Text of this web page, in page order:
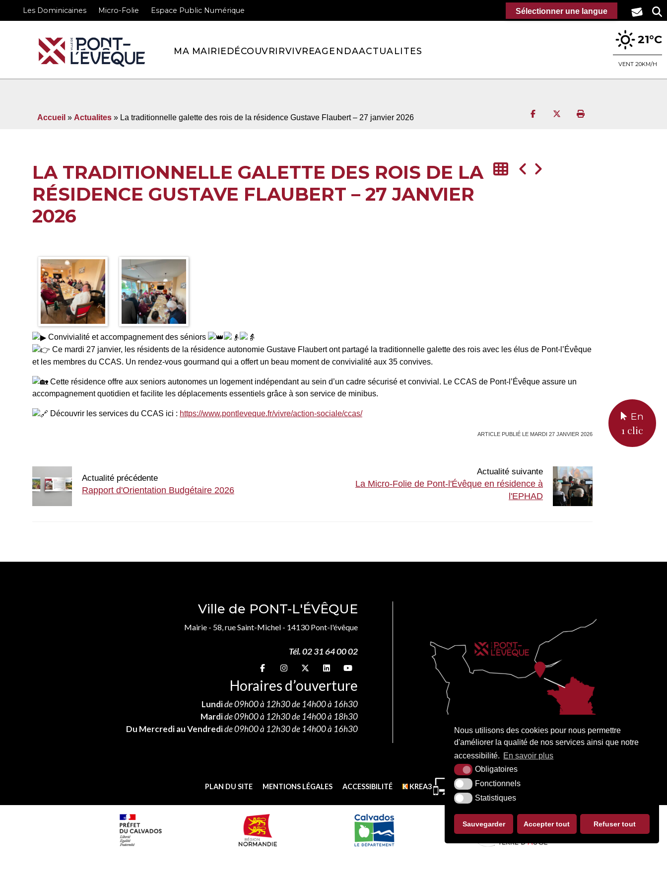
Nous utilisons des cookies pour nous permettre
d'améliorer la qualité de nos services ainsi que notre
accessibilité. En savoir plus
Obligatoires
Fonctionnels
Statistiques
Sauvegarder Accepter tout Refuser tout
Les Dominicaines Micro-Folie Espace Public Numérique
MA MAIRIEDÉCOUVRIRVIVREAGENDAACTUALITES
21°C
VENT 20KM/H
En
1 clic
Accueil » Actualites » La traditionnelle galette des rois de la résidence Gustave Flaubert – 27 janvier 2026 Partager sur Facebook
Partager sur Twitter
Imprimer la page
LA TRADITIONNELLE GALETTE DES ROIS DE LA
RÉSIDENCE GUSTAVE FLAUBERT – 27 JANVIER
2026
Convivialité et accompagnement des séniors
Ce mardi 27 janvier, les résidents de la résidence autonomie Gustave Flaubert ont partagé la traditionnelle galette des rois avec les élus de Pont-l’Évêque
et les membres du CCAS. Un rendez-vous gourmand qui a offert un beau moment de convivialité aux 35 convives.
Cette résidence offre aux seniors autonomes un logement indépendant au sein d’un cadre sécurisé et convivial. Le CCAS de Pont-l’Évêque assure un
accompagnement quotidien et facilite les déplacements essentiels grâce à son service de minibus.
Découvrir les services du CCAS ici : https://www.pontleveque.fr/vivre/action-sociale/ccas/
ARTICLE PUBLIÉ LE MARDI 27 JANVIER 2026
Actualité précédente
Rapport d'Orientation Budgétaire 2026
Actualité suivante
La Micro-Folie de Pont-l'Évêque en résidence à
l'EPHAD
Ville de PONT-L'ÉVÊQUE
Mairie - 58, rue Saint-Michel - 14130 Pont-l'évêque
Tél. 02 31 64 00 02
Suivez-nous sur
Suivez-nous sur
Suivez-nous sur
Suivez-nous sur
Suivez-nous sur
Horaires d’ouverture
Lundide 09h00 à 12h30 de 14h00 à 16h30
Mardide 09h00 à 12h30 de 14h00 à 18h30
Du Mercredi au Vendredide 09h00 à 12h30 de 14h00 à 16h30
PLAN DU SITE MENTIONS LÉGALES ACCESSIBILITÉ KREA3
Sélectionner une langue